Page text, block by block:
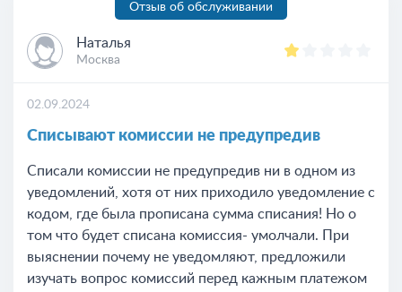
Отзыв об обслуживании
Наталья
Москва
02.09.2024
Списывают комиссии не предупредив
Списали комиссии не предупредив ни в одном из
уведомлений, хотя от них приходило уведомление с
кодом, где была прописана сумма списания! Но о
том что будет списана комиссия- умолчали. При
выяснении почему не уведомляют, предложили
изучать вопрос комиссий перед кажным платежом